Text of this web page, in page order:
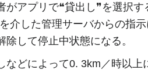
がアプリで❝貸出し❞を選択す
介した管理サーバからの指
して停止中状態になる。
などによって0. 3km／時以上